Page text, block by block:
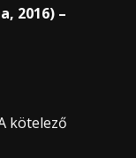
2016) –
kötelező